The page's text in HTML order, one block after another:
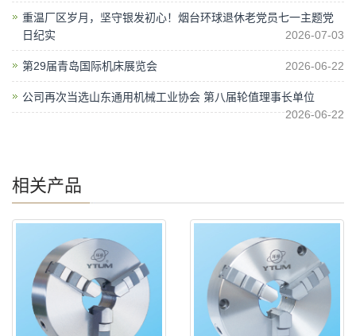
重温厂区岁月，坚守银发初心！烟台环球退休老党员七一主题党
日纪实
2026-07-03
第29届青岛国际机床展览会 2026-06-22
公司再次当选山东通用机械工业协会 第八届轮值理事长单位
2026-06-22
相关产品